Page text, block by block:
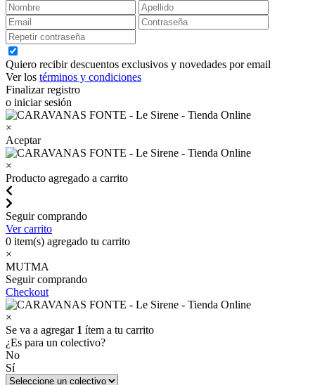
Quiero recibir descuentos exclusivos y novedades por email
Ver los términos y condiciones
Finalizar registro
o iniciar sesión
×
Aceptar
×
Producto agregado a carrito
Seguir comprando
Ver carrito
0 item(s) agregado tu carrito
×
MUTMA
Seguir comprando
Checkout
×
Se va a agregar 1 ítem a tu carrito
¿Es para un colectivo?
No
Sí